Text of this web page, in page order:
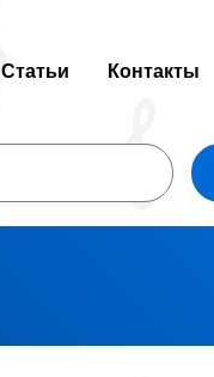
Статьи Контакты